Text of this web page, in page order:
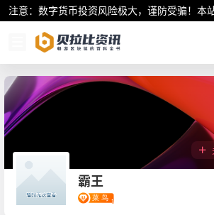
注意：数字货币投资风险极大，谨防受骗！
霸王